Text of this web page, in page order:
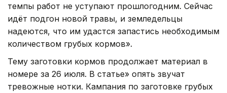
темпы работ не уступают прошлогодним. Сейчас
идёт подгон новой травы, и земледельцы
надеются, что им удастся запастись необходимым
количеством грубых кормов».
Тему заготовки кормов продолжает материал в
номере за 26 июля. В статье» опять звучат
тревожные нотки. Кампания по заготовке грубых